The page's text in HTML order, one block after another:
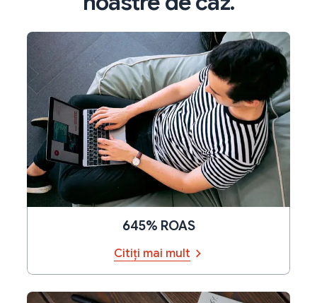
645% ROAS
Citiți mai mult